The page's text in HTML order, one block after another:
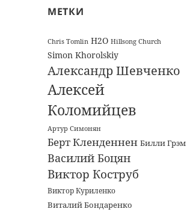
МЕТКИ
Chris Tomlin H2O Hillsong Church
Simon Khorolskiy
Александр Шевченко
Алексей
Коломийцев
Артур Симонян
Берт Кленденнен Билли Грэм
Василий Боцян
Виктор Коструб
Виктор Куриленко
Виталий Бондаренко